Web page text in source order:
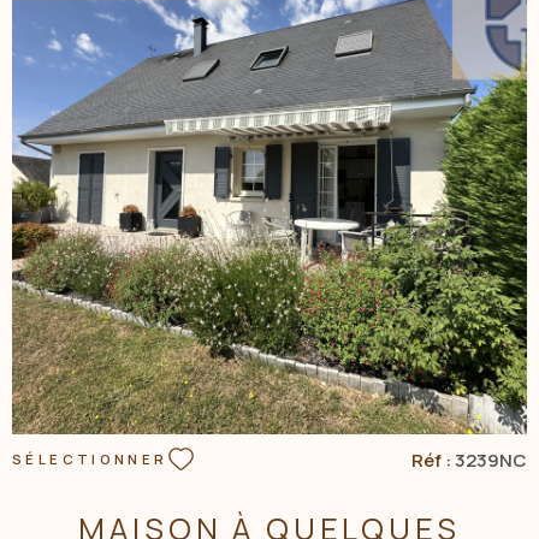
NOS
CONTACT
VOIR LE BIEN
SÉLECTIONNER Réf :3239NC
MAISON À QUELQUES